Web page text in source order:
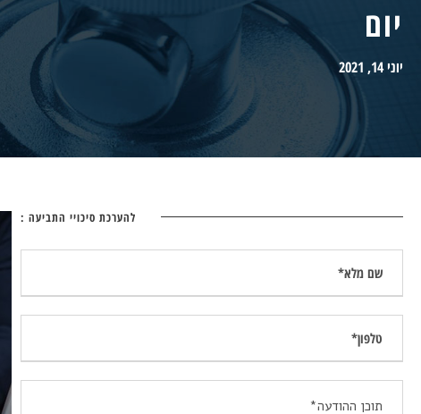
יום
יוני 14, 2021
להערכת סיכויי התביעה :